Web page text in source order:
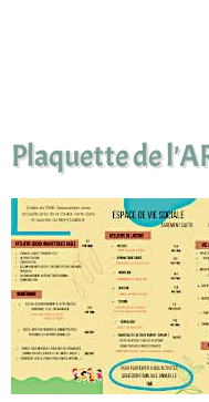
Plaquette de